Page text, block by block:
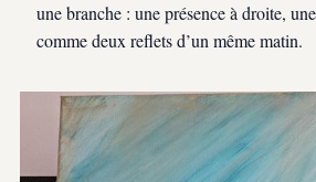
une branche : une présence à droite,
comme deux reflets d’un même matin.